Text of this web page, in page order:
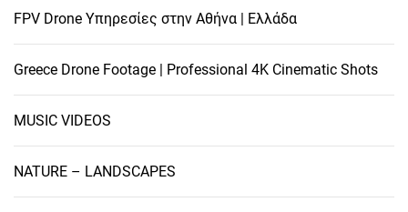
FPV Drone Υπηρεσίες στην Αθήνα | Ελλάδα
Greece Drone Footage | Professional 4K Cinematic Shots
MUSIC VIDEOS
NATURE – LANDSCAPES